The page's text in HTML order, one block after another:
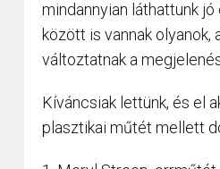
mindannyian láthattunk
között is vannak
változtatnak a
Kíváncsiak lettünk, és el
plasztikai műtét mellett